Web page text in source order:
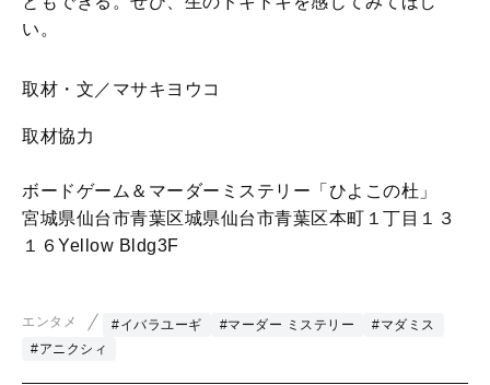
い。
取材・文／マサキヨウコ
取材協力
ボードゲーム＆マーダーミステリー「ひよこの杜」
宮城県仙台市青葉区城県仙台市青葉区本町１丁目１３
１６Yellow Bldg3F
エンタメ #イバラユーギ #マーダー ミステリー
#マダミス
#アニクシィ